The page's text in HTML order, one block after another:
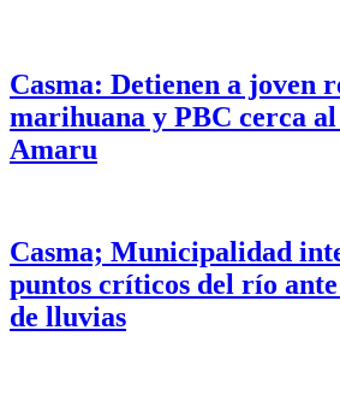
Casma: Detienen a joven
marihuana y PBC cerca
Amaru
Casma; Municipalidad
puntos críticos del río
de lluvias